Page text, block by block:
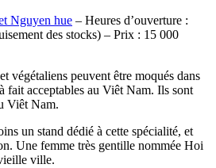
Nguyen hue – Heures d’ouverture :
des stocks) – Prix : 15 000
végétaliens peuvent être moqués dans
fait acceptables au Viêt Nam. Ils sont
Viêt Nam.
un stand dédié à cette spécialité, et
Une femme très gentille nommée Hoi
ville.